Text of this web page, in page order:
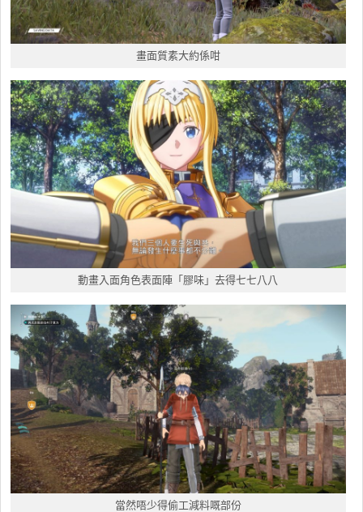
畫面質素大約係咁
動畫入面角色表面陣「膠味」去得七七八八
當然唔少得偷工減料嘅部份